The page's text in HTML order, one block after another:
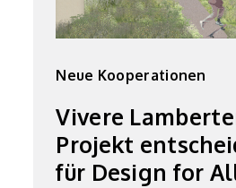
Neue Kooperationen
Vivere
Projekt
für Design for